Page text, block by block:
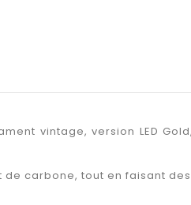
vintage, version LED
carbone, tout en faisant